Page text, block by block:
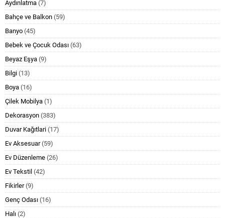
Aydınlatma (7)
Bahçe ve Balkon (59)
Banyo (45)
Bebek ve Çocuk Odası (63)
Beyaz Eşya (9)
Bilgi (13)
Boya (16)
Çilek Mobilya (1)
Dekorasyon (383)
Duvar Kağıtlari (17)
Ev Aksesuar(59)
Ev Düzenleme (26)
Ev Tekstil (42)
Fikirler(9)
Genç Odası (16)
Halı (2)